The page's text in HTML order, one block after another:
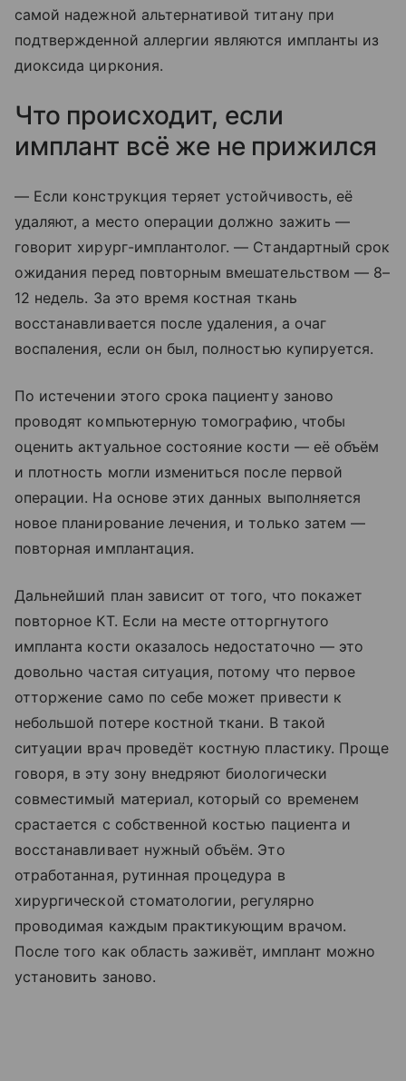
самой надежной альтернативой титану при
подтвержденной аллергии являются импланты из
диоксида циркония.
Что происходит, если
имплант всё же не прижился
— Если конструкция теряет устойчивость, её
удаляют, а место операции должно зажить —
говорит хирург-имплантолог. — Стандартный срок
ожидания перед повторным вмешательством — 8–
12 недель. За это время костная ткань
восстанавливается после удаления, а очаг
воспаления, если он был, полностью купируется.
По истечении этого срока пациенту заново
проводят компьютерную томографию, чтобы
оценить актуальное состояние кости — её объём
и плотность могли измениться после первой
операции. На основе этих данных выполняется
новое планирование лечения, и только затем —
повторная имплантация.
Дальнейший план зависит от того, что покажет
повторное КТ. Если на месте отторгнутого
импланта кости оказалось недостаточно — это
довольно частая ситуация, потому что первое
отторжение само по себе может привести к
небольшой потере костной ткани. В такой
ситуации врач проведёт костную пластику. Проще
говоря, в эту зону внедряют биологически
совместимый материал, который со временем
срастается с собственной костью пациента и
восстанавливает нужный объём. Это
отработанная, рутинная процедура в
хирургической стоматологии, регулярно
проводимая каждым практикующим врачом.
После того как область заживёт, имплант можно
установить заново.